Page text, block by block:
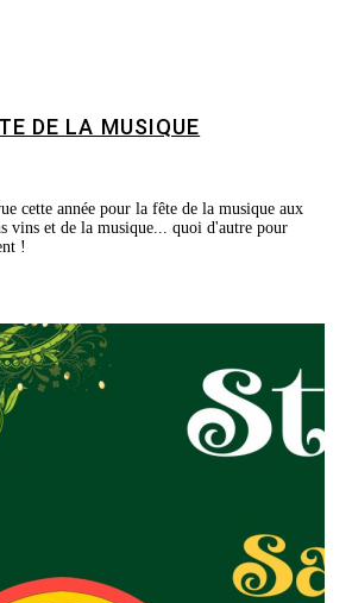
DE LA MUSIQUE
cette année pour la fête de la musique aux
vins et de la musique... quoi d'autre pour
!